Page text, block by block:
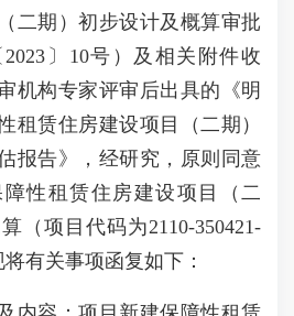
二期）初步设计及概算审批
〕10号）及相关附件收
机构专家评审后出具的《明
租赁住房建设项目（二期）
报告》，经研究，原则同意
性租赁住房建设项目（二
（项目代码为2110-350421-
有关事项函复如下：